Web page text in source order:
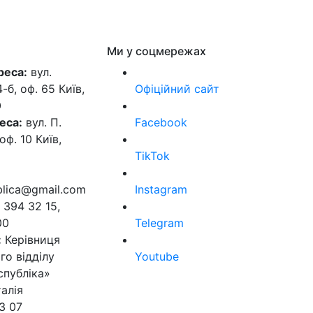
вул.
б, оф. 65 Київ,
вул. П.
10 Київ,
32 15,
Керівниця
відділу
07
Ми у соцмережах
Офіційний сайт
Facebook
TikTok
Instagram
Telegram
Youtube